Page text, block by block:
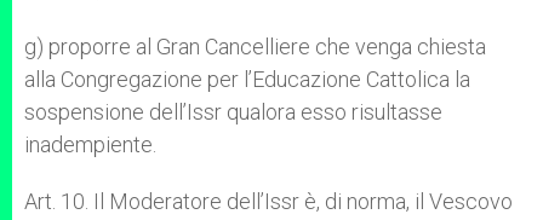
g) proporre al Gran Cancelliere che venga chiesta
alla Congregazione per l’Educazione Cattolica la
sospensione dell’Issr qualora esso risultasse
inadempiente.
Art. 10. Il Moderatore dell’Issr è, di norma, il Vescovo